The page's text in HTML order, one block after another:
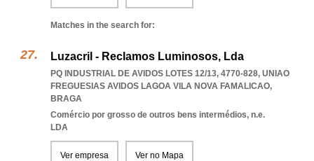
Matches in the search for:
Luzacril - Reclamos Luminosos, Lda
PQ INDUSTRIAL DE AVIDOS LOTES 12/13, 4770-828, UNIAO
FREGUESIAS AVIDOS LAGOA VILA NOVA FAMALICAO,
BRAGA
Comércio por grosso de outros bens intermédios, n.e.
LDA
Ver empresa Ver no Mapa